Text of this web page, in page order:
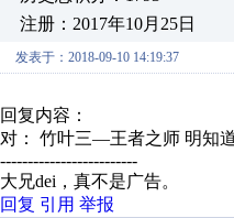
注册：2017年10月25日
发表于：2018-09-10 14:19:37
回复内容：
对： 竹叶三—王者之师 明知
-------------------------
大兄dei，真不是广告。
回复 引用 举报